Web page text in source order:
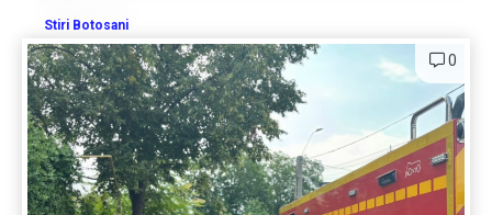
Stiri Botosani
0